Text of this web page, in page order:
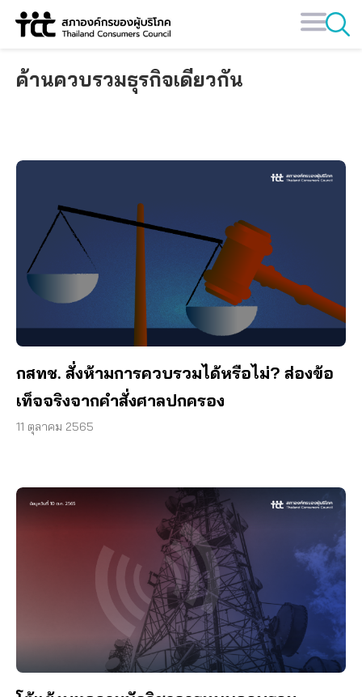
Skip
ค้านควบรวมธุรกิจเดียวกัน
กสทช. สั่งห้ามการควบรวมได้หรือไม่? ส่องข้อ
เท็จจริงจากคำสั่งศาลปกครอง
11 ตุลาคม 2565